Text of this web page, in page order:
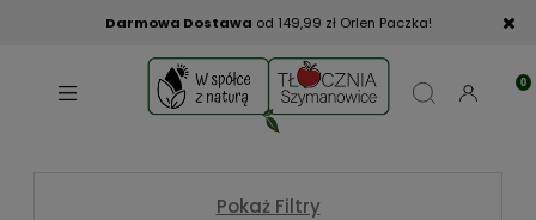
Darmowa Dostawa od 149,99 zł Orlen Paczka!
Pokaż Filtry